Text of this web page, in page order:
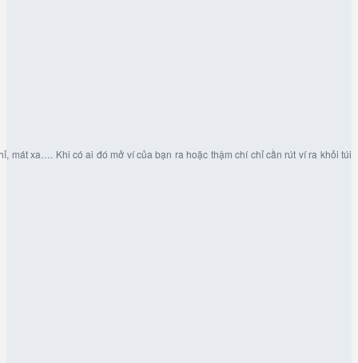
mát xa…. Khi có ai đó mở ví của bạn ra hoặc thậm chí chỉ cần rút ví ra khỏi túi